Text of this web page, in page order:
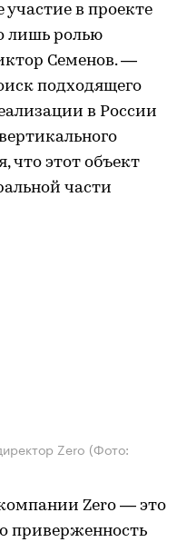
в проекте
лишь ролью
Семенов. —
подходящего
в России
что этот объект
части
Zero (Фото:
Zero — это
приверженность